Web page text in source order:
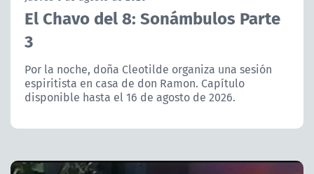
ACTUALIDAD Y TENDENCIAS
CORPORATIVO Y TRANSPARENCIA
CANAL DE DENUNCIAS
ÁREA DE PROYECTOS
El Chavo del 8: Sonámbulos Parte
3
Por la noche, doña Cleotilde organiza una sesión
espiritista en casa de don Ramon. Capítulo
disponible hasta el 16 de agosto de 2026.